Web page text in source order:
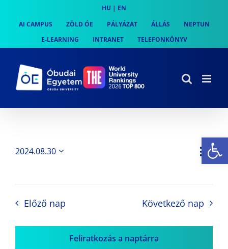
content
HU | EN
AI CAMPUS
ZÖLD ÓE PÁLYÁZAT ÁLLÁS
NEPTUN
E-LEARNING
INTRANET TELEFONKÖNYV
Nap
2024.08.30
Előző nap Következő nap
Feliratkozás a naptárra